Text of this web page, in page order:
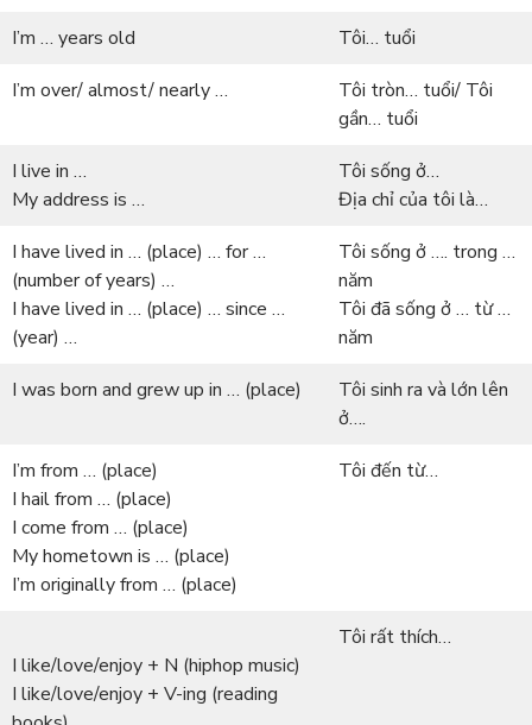
I’m … years old
Tôi… tuổi
I’m over/ almost/ nearly …
Tôi tròn… tuổi/ Tôi
gần… tuổi
I live in …
My address is …
Tôi sống ở…
Địa chỉ của tôi là…
I have lived in … (place) … for …
(number of years) …
I have lived in … (place) … since …
(year) …
Tôi sống ở …. trong …
năm
Tôi đã sống ở … từ …
năm
I was born and grew up in … (place)
Tôi sinh ra và lớn lên
ở….
I’m from … (place)
I hail from … (place)
I come from … (place)
My hometown is … (place)
I’m originally from … (place)
Tôi đến từ…
I like/love/enjoy + N (hiphop music)
I like/love/enjoy + V-ing (reading
Tôi rất thích…